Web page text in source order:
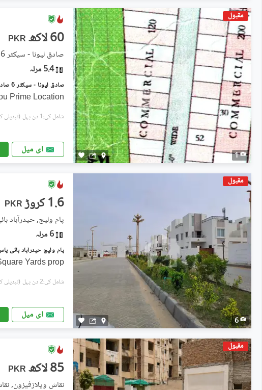
مقبول
1
PKR 60 لاکھ
صادق لیونا - سیکٹر 6, صادق لیونا
5.4 مرلہ
Prime Location
شامل کی:1 دن پہل (تبدیلی کی
ای میل
مقبول
6
PKR 1.6 کروڑ
پام ولیج, حیدرآباد
6 مرلہ
Yards prop
شامل کی:2 دن پہل (تبدیلی کی
ای میل
مقبول
PKR 85 لاکھ
نقاش ویلازفیزون,